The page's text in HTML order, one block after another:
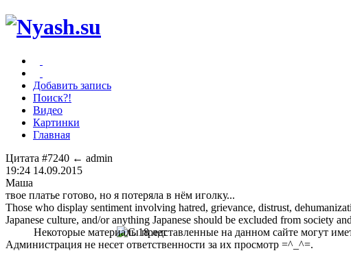
Добавить запись
Поиск?!
Видео
Картинки
Главная
Цитата #7240 ← admin
19:24 14.09.2015
Маша
твое платье готово, но я потеряла в нём иголку...
Those who display sentiment involving hatred, grievance, distrust,
Japanese culture, and/or anything Japanese should be excluded from society
Некоторые материалы представленные на данном сайте могут
Администрация не несет ответственности за их просмотр =^_^=.